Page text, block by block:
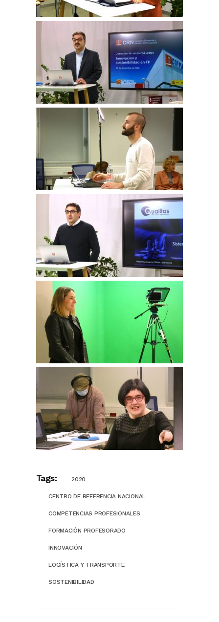
Tags: 2020
CENTRO DE REFERENCIA NACIONAL
COMPETENCIAS PROFESIONALES
FORMACIÓN PROFESORADO
INNOVACIÓN
LOGÍSTICA Y TRANSPORTE
SOSTENIBILIDAD